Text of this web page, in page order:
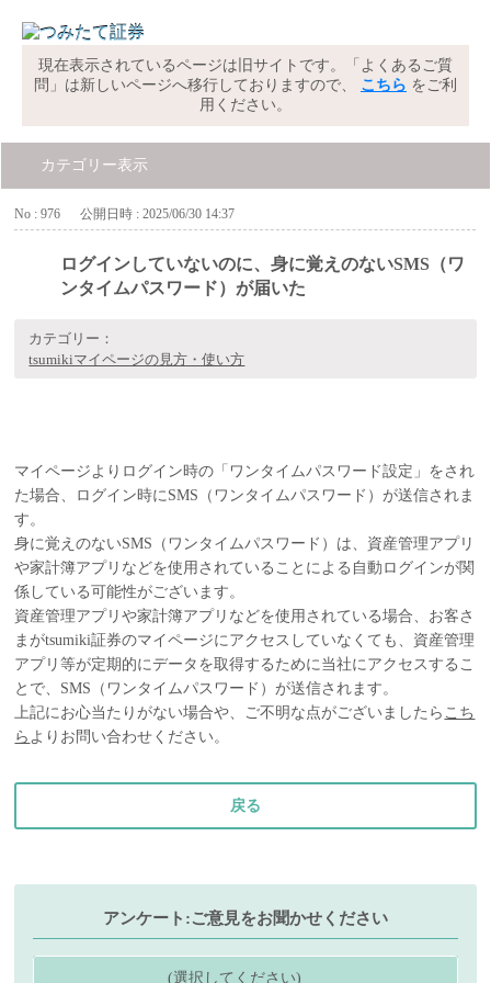
現在表示されているページは旧サイトです。「よくあるご質
問」は新しいページへ移行しておりますので、 こちら をご利
用ください。
カテゴリー表示
No : 976 公開日時 : 2025/06/30 14:37
ログインしていないのに、身に覚えのないSMS（ワ
ンタイムパスワード）が届いた
カテゴリー：
tsumikiマイページの見方・使い方
マイページよりログイン時の「ワンタイムパスワード設定」をされ
た場合、ログイン時にSMS（ワンタイムパスワード）が送信されま
す。
身に覚えのないSMS（ワンタイムパスワード）は、資産管理アプリ
や家計簿アプリなどを使用されていることによる自動ログインが関
係している可能性がございます。
資産管理アプリや家計簿アプリなどを使用されている場合、お客さ
まがtsumiki証券のマイページにアクセスしていなくても、資産管理
アプリ等が定期的にデータを取得するために当社にアクセスするこ
とで、SMS（ワンタイムパスワード）が送信されます。
上記にお心当たりがない場合や、ご不明な点がございましたら こち
ら よりお問い合わせください。
戻る
アンケート:ご意見をお聞かせください
(選択してください)